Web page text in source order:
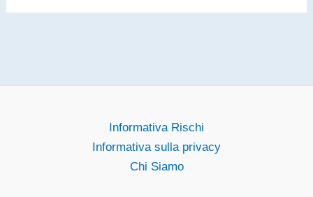
Informativa Rischi
Informativa sulla privacy
Chi Siamo